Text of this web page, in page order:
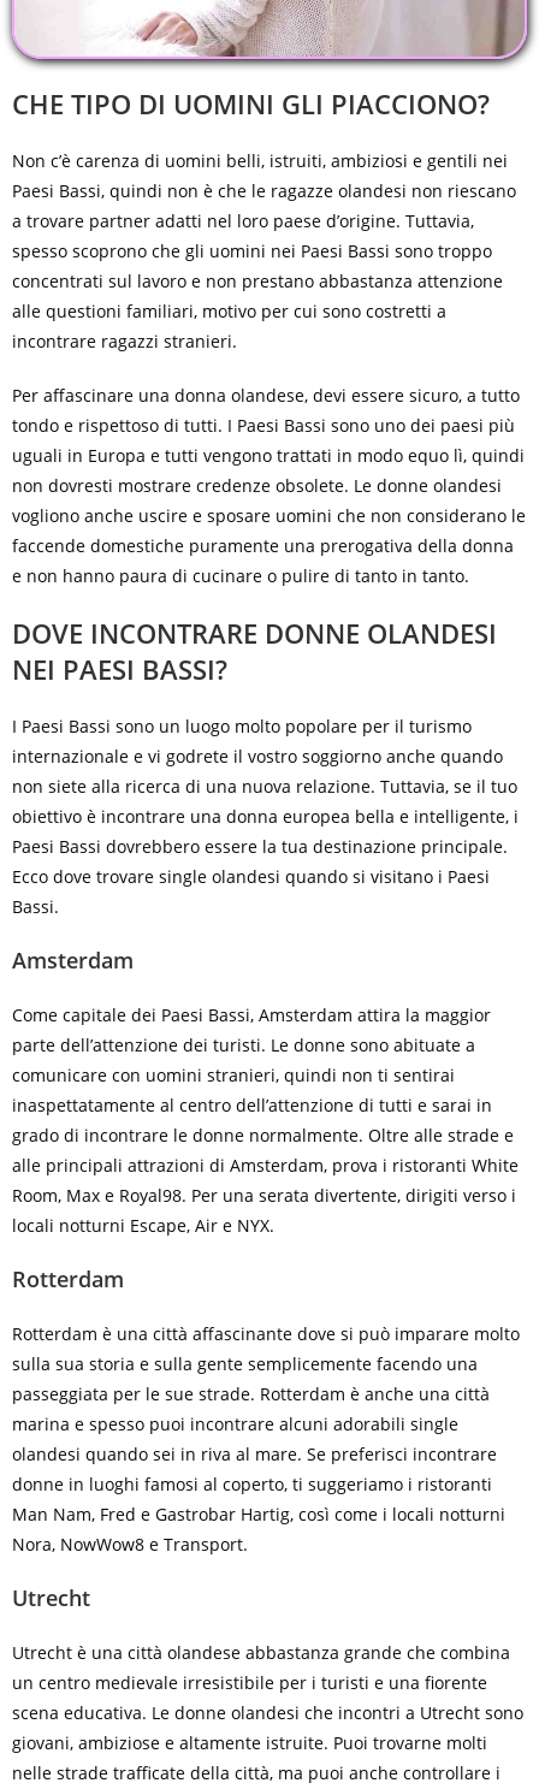
CHE TIPO DI UOMINI GLI PIACCIONO?
Non c’è carenza di uomini belli, istruiti, ambiziosi e gentili nei
Paesi Bassi, quindi non è che le ragazze olandesi non riescano
a trovare partner adatti nel loro paese d’origine. Tuttavia,
spesso scoprono che gli uomini nei Paesi Bassi sono troppo
concentrati sul lavoro e non prestano abbastanza attenzione
alle questioni familiari, motivo per cui sono costretti a
incontrare ragazzi stranieri.
Per affascinare una donna olandese, devi essere sicuro, a tutto
tondo e rispettoso di tutti. I Paesi Bassi sono uno dei paesi più
uguali in Europa e tutti vengono trattati in modo equo lì, quindi
non dovresti mostrare credenze obsolete. Le donne olandesi
vogliono anche uscire e sposare uomini che non considerano le
faccende domestiche puramente una prerogativa della donna
e non hanno paura di cucinare o pulire di tanto in tanto.
DOVE INCONTRARE DONNE OLANDESI
NEI PAESI BASSI?
I Paesi Bassi sono un luogo molto popolare per il turismo
internazionale e vi godrete il vostro soggiorno anche quando
non siete alla ricerca di una nuova relazione. Tuttavia, se il tuo
obiettivo è incontrare una donna europea bella e intelligente, i
Paesi Bassi dovrebbero essere la tua destinazione principale.
Ecco dove trovare single olandesi quando si visitano i Paesi
Bassi.
Amsterdam
Come capitale dei Paesi Bassi, Amsterdam attira la maggior
parte dell’attenzione dei turisti. Le donne sono abituate a
comunicare con uomini stranieri, quindi non ti sentirai
inaspettatamente al centro dell’attenzione di tutti e sarai in
grado di incontrare le donne normalmente. Oltre alle strade e
alle principali attrazioni di Amsterdam, prova i ristoranti White
Room, Max e Royal98. Per una serata divertente, dirigiti verso i
locali notturni Escape, Air e NYX.
Rotterdam
Rotterdam è una città affascinante dove si può imparare molto
sulla sua storia e sulla gente semplicemente facendo una
passeggiata per le sue strade. Rotterdam è anche una città
marina e spesso puoi incontrare alcuni adorabili single
olandesi quando sei in riva al mare. Se preferisci incontrare
donne in luoghi famosi al coperto, ti suggeriamo i ristoranti
Man Nam, Fred e Gastrobar Hartig, così come i locali notturni
Nora, NowWow8 e Transport.
Utrecht
Utrecht è una città olandese abbastanza grande che combina
un centro medievale irresistibile per i turisti e una fiorente
scena educativa. Le donne olandesi che incontri a Utrecht sono
giovani, ambiziose e altamente istruite. Puoi trovarne molti
nelle strade trafficate della città, ma puoi anche controllare i